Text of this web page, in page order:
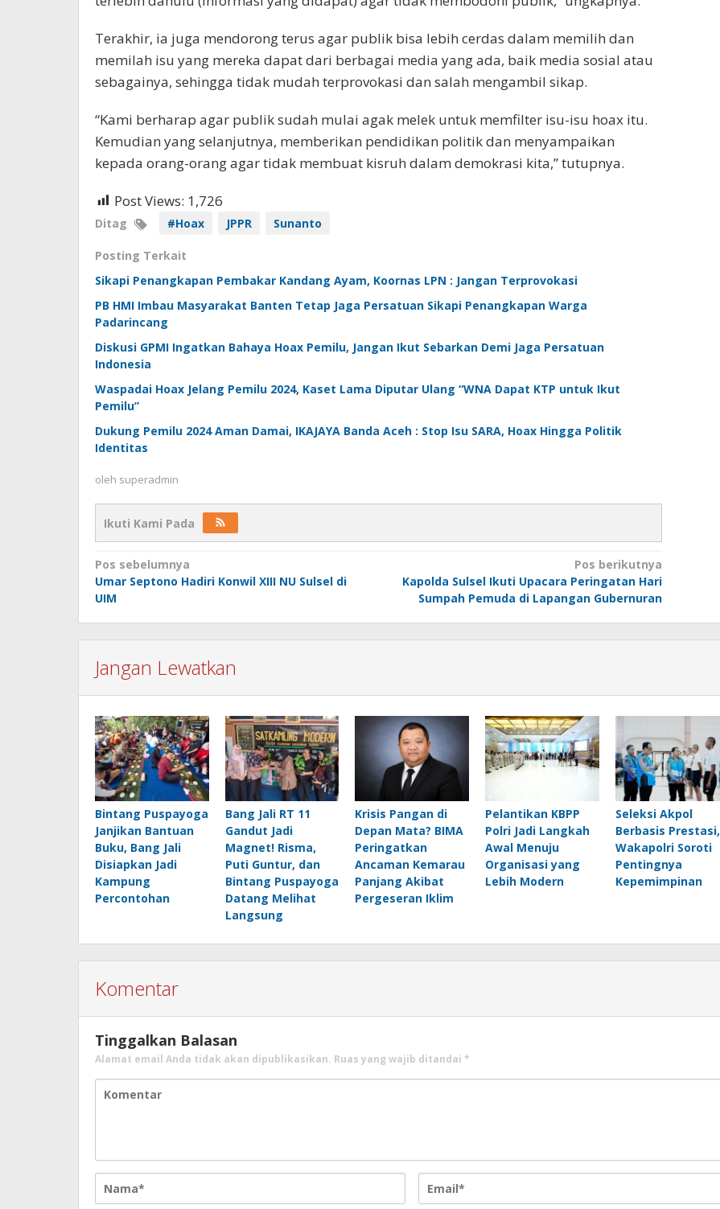
Terakhir, ia juga mendorong terus agar publik bisa lebih cerdas dalam memilih dan
memilah isu yang mereka dapat dari berbagai media yang ada, baik media sosial atau
sebagainya, sehingga tidak mudah terprovokasi dan salah mengambil sikap.
“Kami berharap agar publik sudah mulai agak melek untuk memfilter isu-isu hoax itu.
Kemudian yang selanjutnya, memberikan pendidikan politik dan menyampaikan
kepada orang-orang agar tidak membuat kisruh dalam demokrasi kita,” tutupnya.
Post Views: 1,726
Ditag #Hoax JPPR Sunanto
Posting Terkait
Sikapi Penangkapan Pembakar Kandang Ayam, Koornas LPN : Jangan Terprovokasi
PB HMI Imbau Masyarakat Banten Tetap Jaga Persatuan Sikapi Penangkapan Warga
Padarincang
Diskusi GPMI Ingatkan Bahaya Hoax Pemilu, Jangan Ikut Sebarkan Demi Jaga Persatuan
Indonesia
Waspadai Hoax Jelang Pemilu 2024, Kaset Lama Diputar Ulang “WNA Dapat KTP untuk Ikut
Pemilu”
Dukung Pemilu 2024 Aman Damai, IKAJAYA Banda Aceh : Stop Isu SARA, Hoax Hingga Politik
Identitas
oleh superadmin
Ikuti Kami Pada
Navigasi
pos
Pos sebelumnya
Umar Septono Hadiri Konwil XIII NU Sulsel di
UIM
Pos berikutnya
Kapolda Sulsel Ikuti Upacara Peringatan Hari
Sumpah Pemuda di Lapangan Gubernuran
Jangan Lewatkan
Bintang Puspayoga
Janjikan Bantuan
Buku, Bang Jali
Disiapkan Jadi
Kampung
Percontohan
Bang Jali RT 11
Gandut Jadi
Magnet! Risma,
Puti Guntur, dan
Bintang Puspayoga
Datang Melihat
Langsung
Krisis Pangan di
Depan Mata? BIMA
Peringatkan
Ancaman Kemarau
Panjang Akibat
Pergeseran Iklim
Pelantikan KBPP
Polri Jadi Langkah
Awal Menuju
Organisasi yang
Lebih Modern
Seleksi Akpol
Berbasis Prestasi,
Wakapolri Soroti
Pentingnya
Kepemimpinan
Komentar
Tinggalkan Balasan
Alamat email Anda tidak akan dipublikasikan. Ruas yang wajib ditandai *